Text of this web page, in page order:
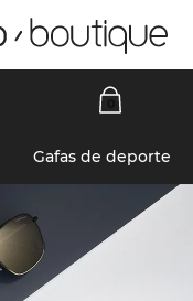
Gafas de deporte